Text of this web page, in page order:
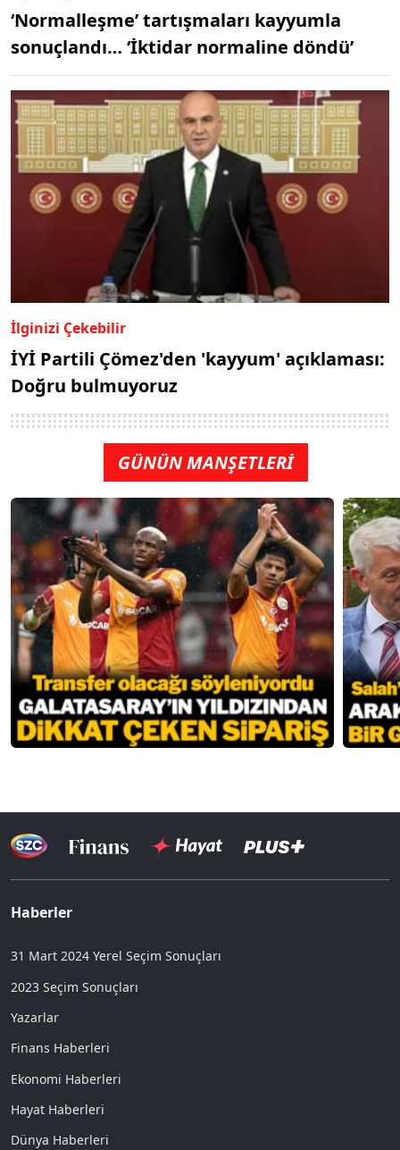
‘Normalleşme’ tartışmaları kayyumla
sonuçlandı… ‘İktidar normaline döndü’
İlginizi Çekebilir
İYİ Partili Çömez'den 'kayyum' açıklaması:
Doğru bulmuyoruz
GÜNÜN MANŞETLERİ
Haberler
31 Mart 2024 Yerel Seçim Sonuçları
2023 Seçim Sonuçları
Yazarlar
Finans Haberleri
Ekonomi Haberleri
Hayat Haberleri
Dünya Haberleri